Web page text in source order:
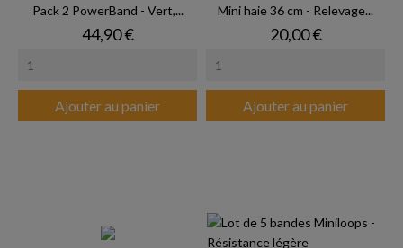
Pack 2 PowerBand - Vert,...
Prix
44,90 €
Ajouter au panier
Mini haie 36 cm - Relevage...
Prix
20,00 €
Ajouter au panier